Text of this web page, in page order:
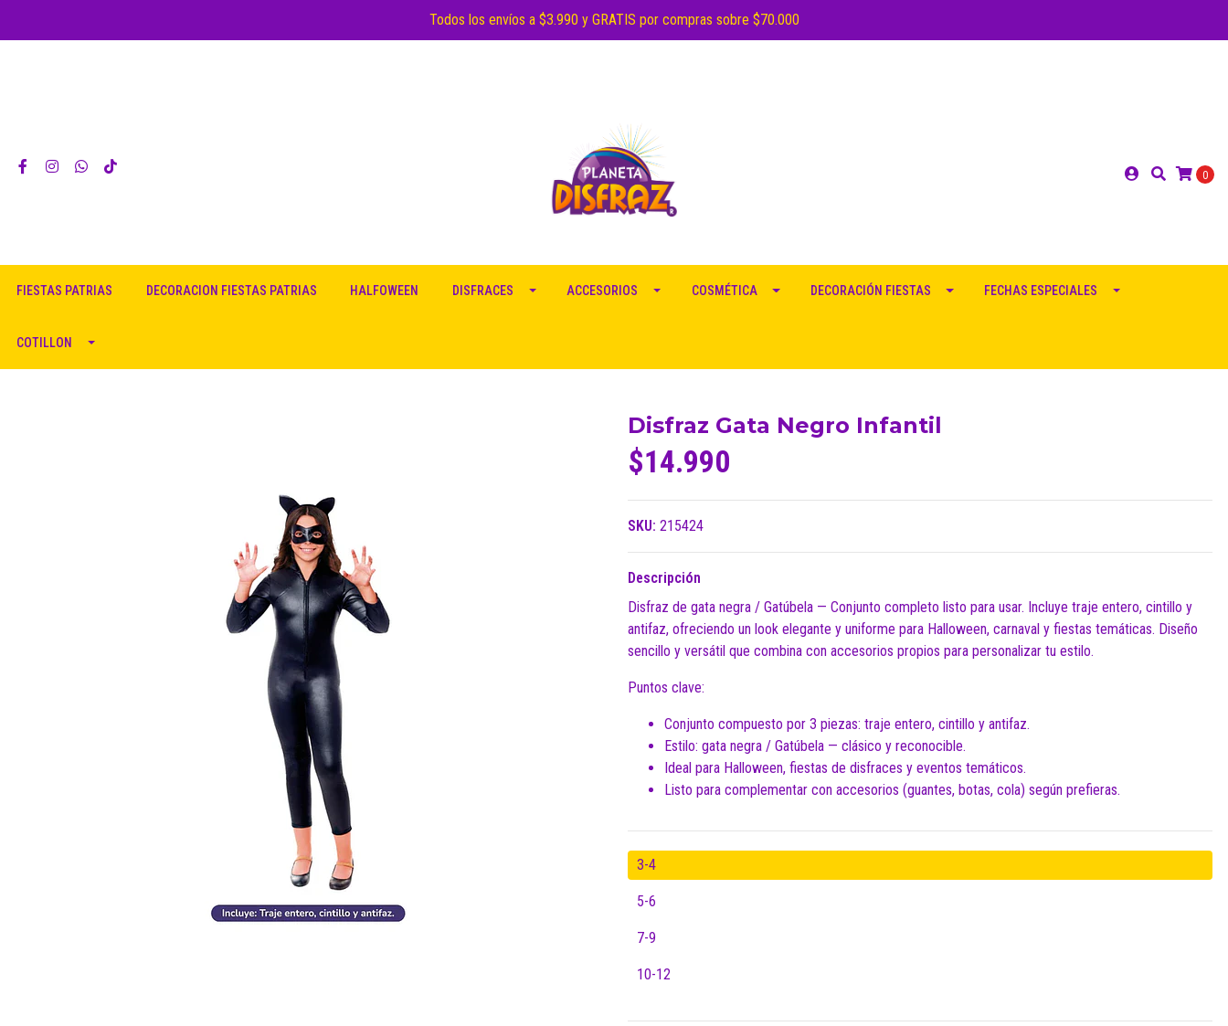
Todos los envíos a $3.990 y GRATIS por compras sobre $70.000
0
FIESTAS PATRIAS DECORACION FIESTAS PATRIAS HALFOWEEN DISFRACES ACCESORIOS COSMÉTICA DECORACIÓN FIESTAS FECHAS ESPECIALES
COTILLON
Disfraz Gata Negro Infantil
$14.990
SKU: 215424
Descripción
Disfraz de gata negra / Gatúbela — Conjunto completo listo para usar. Incluye traje entero, cintillo y
antifaz, ofreciendo un look elegante y uniforme para Halloween, carnaval y fiestas temáticas. Diseño
sencillo y versátil que combina con accesorios propios para personalizar tu estilo.
Puntos clave:
Conjunto compuesto por 3 piezas: traje entero, cintillo y antifaz.
Estilo: gata negra / Gatúbela — clásico y reconocible.
Ideal para Halloween, fiestas de disfraces y eventos temáticos.
Listo para complementar con accesorios (guantes, botas, cola) según prefieras.
3-4
5-6
7-9
10-12